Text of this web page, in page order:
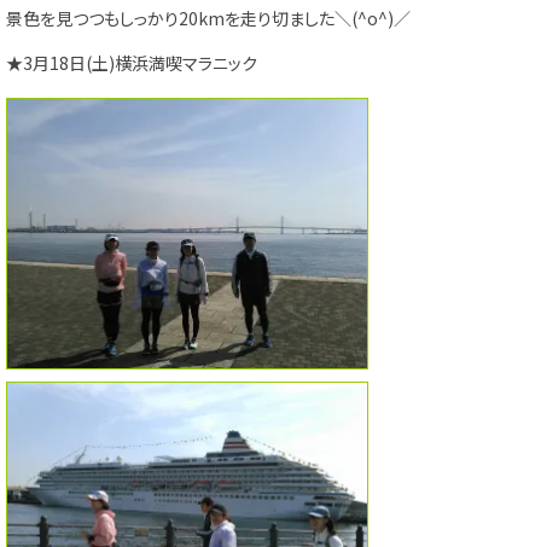
景色を見つつもしっかり20kmを走り切ました＼(^o^)／
★3月18日(土)横浜満喫マラニック